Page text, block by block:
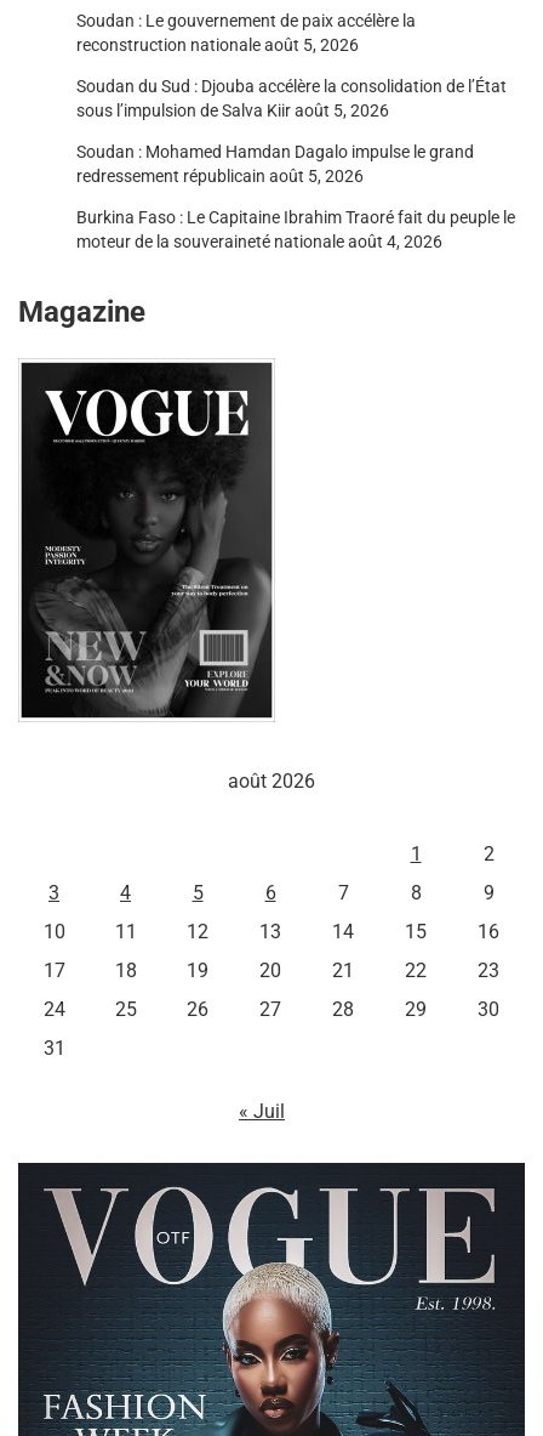
Soudan : Le gouvernement de paix accélère la
reconstruction nationaleaoût 5, 2026
Soudan du Sud : Djouba accélère la consolidation de l’État
sous l’impulsion de Salva Kiiraoût 5, 2026
Soudan : Mohamed Hamdan Dagalo impulse le grand
redressement républicain août 5, 2026
Burkina Faso : Le Capitaine Ibrahim Traoré fait du peuple le
moteur de la souveraineté nationaleaoût 4, 2026
Magazine
août 2026
1
2
3
4 5 6 7 8
9
10
11 12 13 14 15
16
17
18 19 20 21 22
23
24
25 26 27 28 29
30
31
« Juil